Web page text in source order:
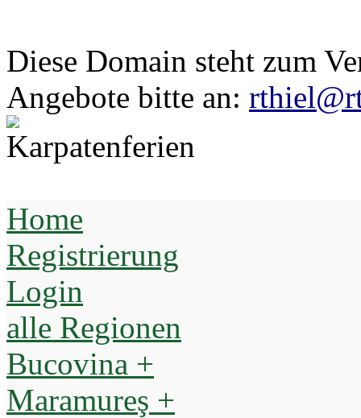
Diese Domain steht zum
Angebote bitte an:
Home
Registrierung
Login
alle Regionen
Bucovina +
Maramureş +